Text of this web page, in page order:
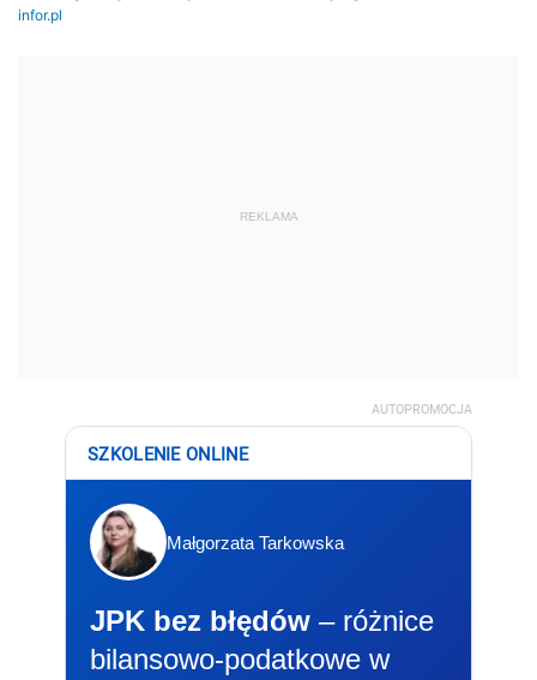
REKLAMA
AUTOPROMOCJA
SZKOLENIE ONLINE
Małgorzata Tarkowska
JPK bez błędów – różnice
bilansowo-podatkowe w